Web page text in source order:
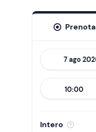
Prenota
forward
to
interact
with
10:00
Intero